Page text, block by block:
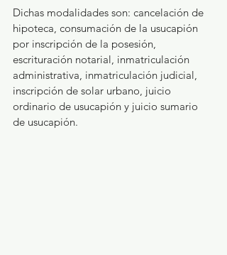
Dichas modalidades son: cancelación de
hipoteca, consumación de la usucapión
por inscripción de la posesión,
escrituración notarial, inmatriculación
administrativa, inmatriculación judicial,
inscripción de solar urbano, juicio
ordinario de usucapión y juicio sumario
de usucapión.